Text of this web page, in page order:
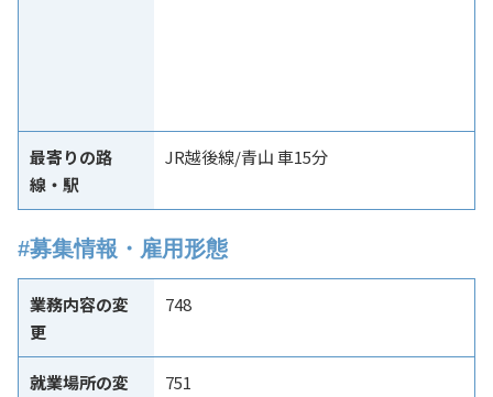
最寄りの路
線・駅
JR越後線/青山 車15分
#募集情報・雇用形態
業務内容の変
更
748
就業場所の変
751